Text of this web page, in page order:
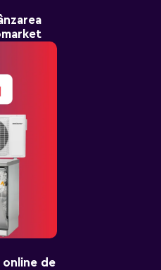
online de